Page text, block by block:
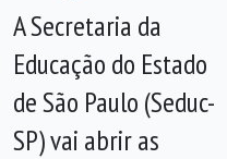
A Secretaria da
Educação do Estado
de São Paulo (Seduc-
SP) vai abrir as